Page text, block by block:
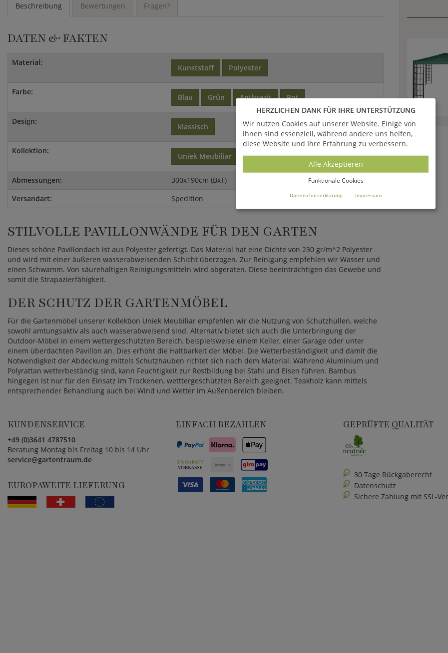
Beschreibung Bewertungen Fragen?
DATEN & FAKTEN
Material:
Kunststoff Polyester
Farbe:
Blau Grün Anthrazit Rot
Design:
klassisch
Kollektion:
Uniek Meubiliar
Abmessungen:
300x190cm (BxT)
Versandart:
Spedition
STILVOLLE PAVILLONWÄNDE FÜR DEN GARTEN
Dieses schöne Pavillondach ist aus Polyester gefertigt. Das Material hat eine Dichte von 230 gr/m^2 Polyester
und wird mit einer äußeren wasserabweisenden Schicht überzogen. Zur Reinigung empfehlen wir Wasser und
einen Schwamm. Von säurehaltigen Reinigungsmitteln wird abgeraten. Diese beeinträchtigen das Gewebe und
somit die Strapazierfähigkeit.
DER SCHUTZ DER GARTENMÖBEL
Für die Gartenmöbel unserer Kollektion Uniek Meubiliar empfehlen wir die Nutzung von Schutzhüllen, welche
sowohl amtungsaktiv als auch wasserabweisend sind. Alternativ bietet sich auch die Unterbringung der
Outdoor-Möbel in einem wettergeschützten Bereich, beispielsweise einem Keller, einer Garage oder unter
einem überdachten Pavillon an. Dies erhöht die Haltbarkeit der Möbel. Die Wetterbeständigkeit und damit die
Notwendigkeit der Abdeckung mittels Schutzhauben richtet sich nach dem Material. Während Aluminium und
Polyrattan wetterbeständig sind, kann Feuchtigkeit zur Rostbildung bei Stahl und Eisen führen. Bambus
hingegen ist nur für den Einsatz im Trockenen, wetttergeschützten Bereich geeignet. Teakholz kann mittels
entsprechender Behandlung auch bei Wind und Wetter im Außenbereich bleiben.
KUNDENSERVICE
+49 (0)3641 4787510
Beratung Montag bis Freitag 10 bis 14 Uhr
service@gartentraum.de
EUROPAWEITE LIEFERUNG
EINFACH BEZAHLEN GEPRÜFTE QUALITÄT
30 Tage Rückgaberecht
Datenschutz
Sichere Zahlung mit SSL-
HERZLICHEN DANK FÜR IHRE UNTERSTÜTZUNG
Wir nutzen Cookies auf unserer Website. Einige von
ihnen sind essenziell, während andere uns helfen,
diese Website und Ihre Erfahrung zu verbessern.
Alle Akzeptieren
Funktionale Cookies
Datenschutzerklärung Impressum